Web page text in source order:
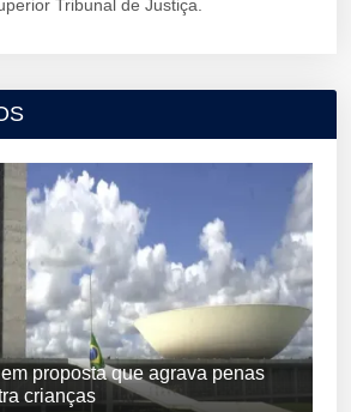
Tribunal de Justiça.
proposta que agrava penas
crianças